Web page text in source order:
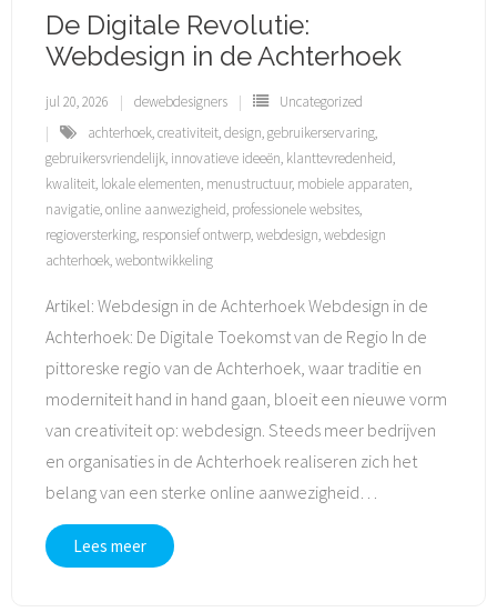
De Digitale Revolutie:
Webdesign in de Achterhoek
jul 20, 2026 dewebdesigners
Uncategorized
achterhoek,creativiteit,design,gebruikerservaring,
gebruikersvriendelijk, innovatieve ideeën, klanttevredenheid,
kwaliteit, lokale elementen, menustructuur, mobiele apparaten,
navigatie,online aanwezigheid, professionele websites,
regioversterking, responsief ontwerp,webdesign,webdesign
achterhoek,webontwikkeling
Artikel: Webdesign in de Achterhoek Webdesign in de
Achterhoek: De Digitale Toekomst van de Regio In de
pittoreske regio van de Achterhoek, waar traditie en
moderniteit hand in hand gaan, bloeit een nieuwe vorm
van creativiteit op: webdesign. Steeds meer bedrijven
en organisaties in de Achterhoek realiseren zich het
belang van een sterke online aanwezigheid
Lees meer